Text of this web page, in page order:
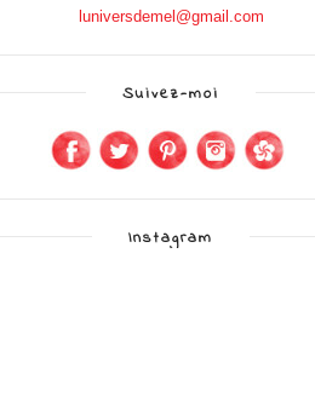
luniversdemel@gmail.com
Suivez-moi
Instagram